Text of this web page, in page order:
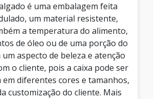
é uma embalagem feita
um material resistente,
a temperatura do alimento,
de óleo ou de uma porção do
aspecto de beleza e atenção
o cliente, pois a caixa pode ser
em diferentes cores e tamanhos,
customização do cliente. Mais